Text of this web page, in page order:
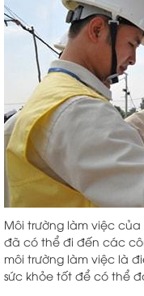
Môi trường làm việc
đã có thể đi đến các
môi trường làm việc là
sức khỏe tốt để có thể